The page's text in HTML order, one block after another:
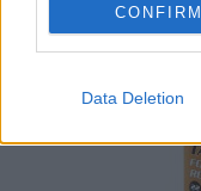
CONFIRM
Data Deletion